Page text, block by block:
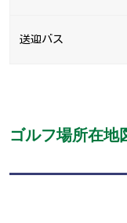
送迎バス
ゴルフ場所在地